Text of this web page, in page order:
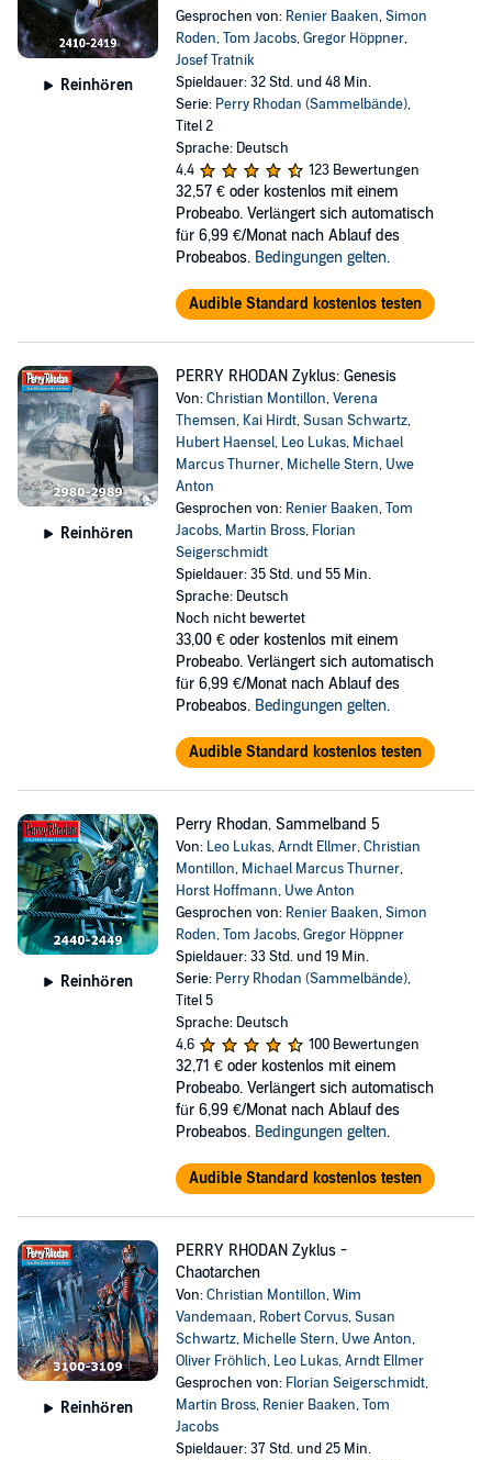
Reinhören
Gesprochen von: Renier Baaken,Simon
Roden,Tom Jacobs,Gregor Höppner,
Josef Tratnik
Spieldauer: 32 Std. und 48 Min.
Serie: Perry Rhodan (Sammelbände),
Titel 2
Sprache: Deutsch
4,4
123 Bewertungen
32,57 € oder kostenlos mit einem
Probeabo. Verlängert sich automatisch
für 6,99 €/Monat nach Ablauf des
Probeabos. Bedingungen gelten.
Audible Standard kostenlos testen
Reinhören
PERRY RHODAN Zyklus: Genesis
Von:Christian Montillon,Verena
Themsen, Kai Hirdt,Susan Schwartz,
Hubert Haensel, Leo Lukas, Michael
Marcus Thurner, Michelle Stern, Uwe
Anton
Gesprochen von: Renier Baaken,Tom
Jacobs, Martin Bross, Florian
Seigerschmidt
Spieldauer: 35 Std. und 55 Min.
Sprache: Deutsch
Noch nicht bewertet
33,00 € oder kostenlos mit einem
Probeabo. Verlängert sich automatisch
für 6,99 €/Monat nach Ablauf des
Probeabos. Bedingungen gelten.
Audible Standard kostenlos testen
Reinhören
Perry Rhodan, Sammelband 5
Von: Leo Lukas,Arndt Ellmer,Christian
Montillon, Michael Marcus Thurner,
Horst Hoffmann, Uwe Anton
Gesprochen von: Renier Baaken,Simon
Roden,Tom Jacobs,Gregor Höppner
Spieldauer: 33 Std. und 19 Min.
Serie: Perry Rhodan (Sammelbände),
Titel 5
Sprache: Deutsch
4,6
100 Bewertungen
32,71 € oder kostenlos mit einem
Probeabo. Verlängert sich automatisch
für 6,99 €/Monat nach Ablauf des
Probeabos. Bedingungen gelten.
Audible Standard kostenlos testen
Reinhören
PERRY RHODAN Zyklus -
Chaotarchen
Von:Christian Montillon,Wim
Vandemaan, Robert Corvus,Susan
Schwartz, Michelle Stern, Uwe Anton,
Oliver Fröhlich, Leo Lukas,Arndt Ellmer
Gesprochen von: Florian Seigerschmidt,
Martin Bross, Renier Baaken,Tom
Jacobs
Spieldauer: 37 Std. und 25 Min.